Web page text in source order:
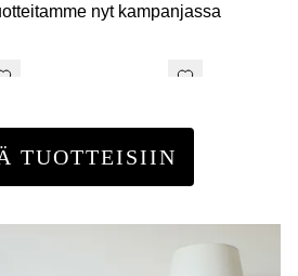
nyt kampanjassa
TUOTTEISIIN